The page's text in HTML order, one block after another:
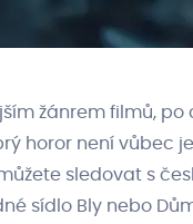
žánrem filmů,
horor není vůbec
sledovat s
sídlo Bly nebo